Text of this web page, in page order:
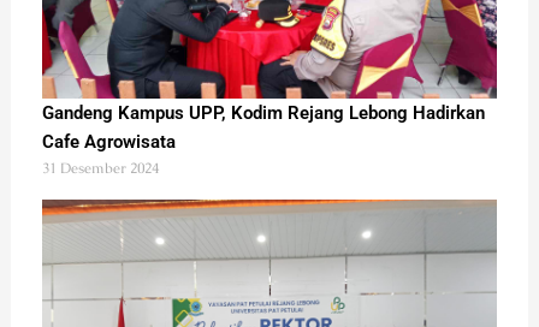
Gandeng Kampus UPP, Kodim Rejang Lebong Hadirkan
Cafe Agrowisata
31 Desember 2024